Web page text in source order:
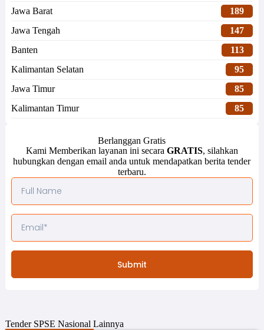
Jawa Barat
189
Jawa Tengah
147
Banten
113
Kalimantan Selatan
95
Jawa Timur
85
Kalimantan Timur
85
Berlanggan Gratis
Kami Memberikan layanan ini secara GRATIS, silahkan
hubungkan dengan email anda untuk mendapatkan berita tender
terbaru.
Submit
Tender SPSE Nasional Lainnya